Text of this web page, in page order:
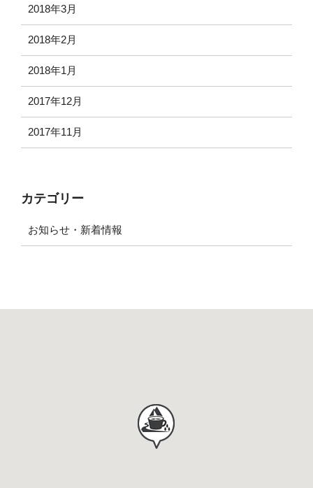
2018年3月
2018年2月
2018年1月
2017年12月
2017年11月
カテゴリー
お知らせ・新着情報